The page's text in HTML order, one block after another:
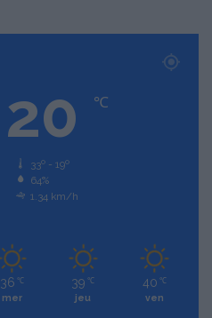
20 ℃
33º - 19º
64%
1.34 km/h
36 ℃
mer
39 ℃
jeu
40 ℃
ven